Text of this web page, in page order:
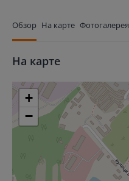
Обзор На карте Фотогалерея
На карте
+
−